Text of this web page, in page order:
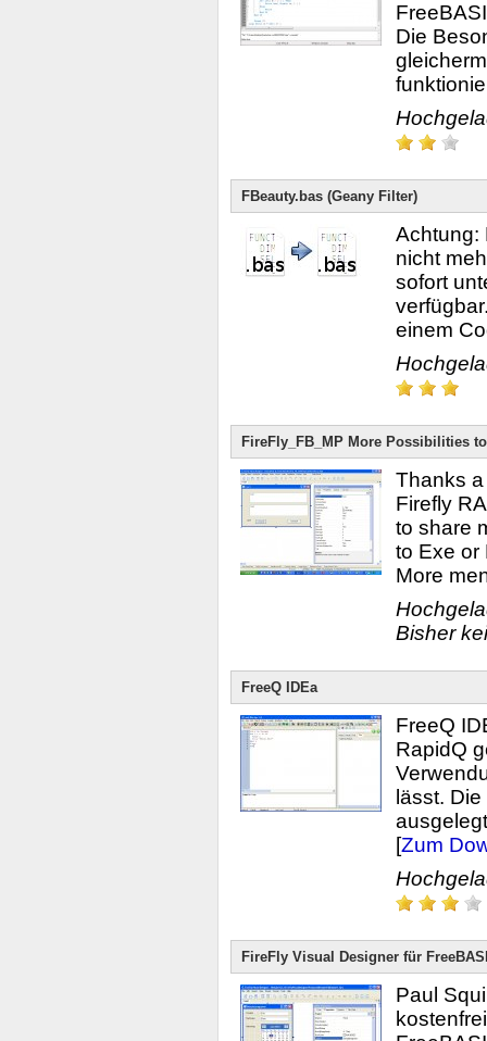
Die
FBeauty.bas (Geany Filter)
Achtung:
nicht
sofort
einem
FireFly_FB_MP More Possibilities
Thanks
Firefly
to share
to Exe or
More
Bisher
FreeQ IDEa
FreeQ
RapidQ
lässt.
[Zum
FireFly Visual Designer für
Paul